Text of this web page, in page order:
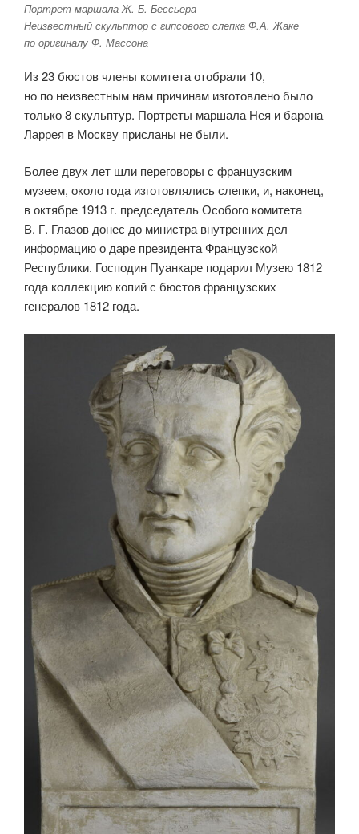
Портрет маршала Ж.-Б. Бессьера
Неизвестный скульптор с гипсового слепка Ф.А. Жаке
по оригиналу Ф. Массона
Из 23 бюстов члены комитета отобрали 10,
но по неизвестным нам причинам изготовлено было
только 8 скульптур. Портреты маршала Нея и барона
Ларрея в Москву присланы не были.
Более двух лет шли переговоры с французским
музеем, около года изготовлялись слепки, и, наконец,
в октябре 1913 г. председатель Особого комитета
В. Г. Глазов донес до министра внутренних дел
информацию о даре президента Французской
Республики. Господин Пуанкаре подарил Музею 1812
года коллекцию копий с бюстов французских
генералов 1812 года.